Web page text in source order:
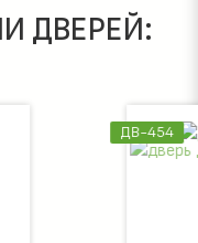
ДВЕРЕЙ: